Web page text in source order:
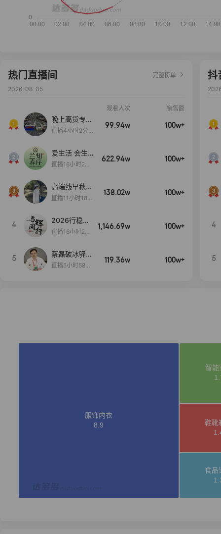
热门直播间
完整榜单
2026-08-05
观看人次 销售额
晚上高货专场
大放漏
直播4小时2分5
99.94w 100w+
爱生活 会生
活
直播16小时24
622.94w 100w+
高端线早秋现
货首发
直播11小时18分
138.02w 100w+
4
2026行稳致
远
直播16小时20
1,146.69w 100w+
5
蔡磊破冰驿站
直播间好物分
直播5小时58分
119.36w 100w+
抖
4
5